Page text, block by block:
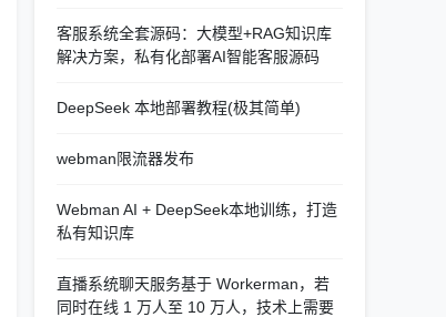
客服系统全套源码：大模型+RAG知识库
解决方案，私有化部署AI智能客服源码
DeepSeek 本地部署教程(极其简单)
webman限流器发布
Webman AI + DeepSeek本地训练，打造
私有知识库
直播系统聊天服务基于 Workerman，若
同时在线 1 万人至 10 万人，技术上需要